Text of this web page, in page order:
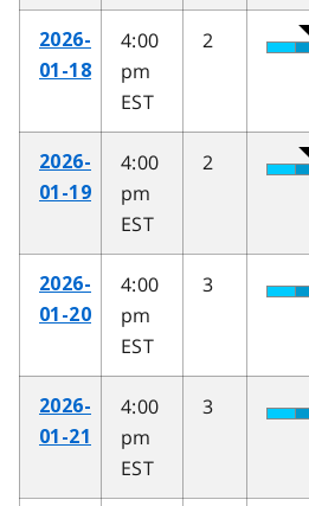
2026-
01-18
4:00
pm
EST
2
2026-
01-19
4:00
pm
EST
2
2026-
01-20
4:00
pm
EST
3
2026-
01-21
4:00
pm
EST
3